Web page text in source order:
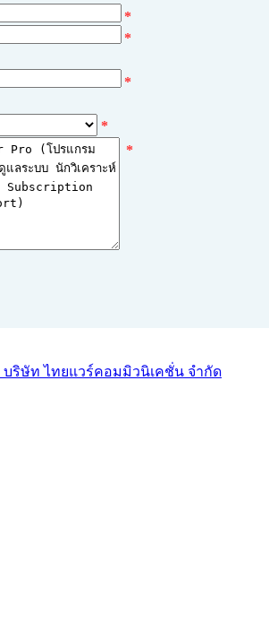
*
*
*
*
*